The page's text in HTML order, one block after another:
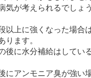
気が考えられるでしょう
以上に強くなった場合
ります。
後に水分補給はしてい
にアンモニア臭が強い